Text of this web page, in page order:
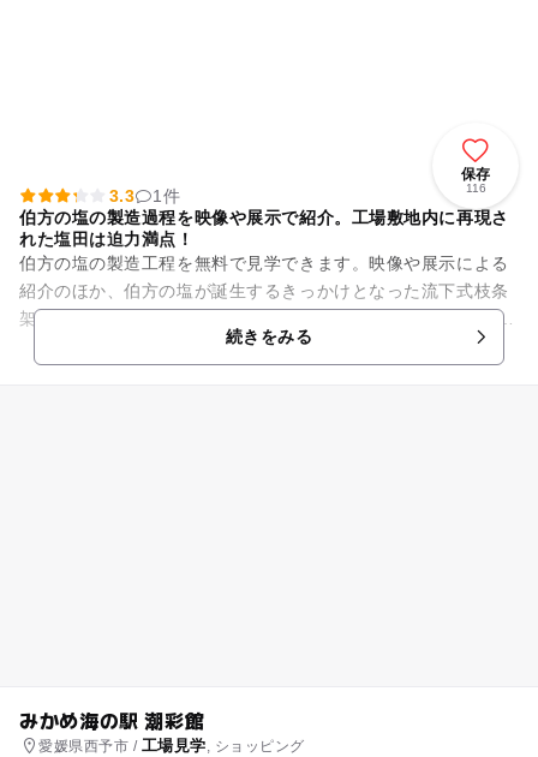
保存
116
3.3
1件
伯方の塩の製造過程を映像や展示で紹介。工場敷地内に再現さ
れた塩田は迫力満点！
伯方の塩の製造工程を無料で見学できます。映像や展示による
紹介のほか、伯方の塩が誕生するきっかけとなった流下式枝条
架併用塩田も工場の東側に再現されていて、迫力満点！ その
続きをみる
みかめ海の駅 潮彩館
愛媛県西予市 / 工場見学, ショッピング